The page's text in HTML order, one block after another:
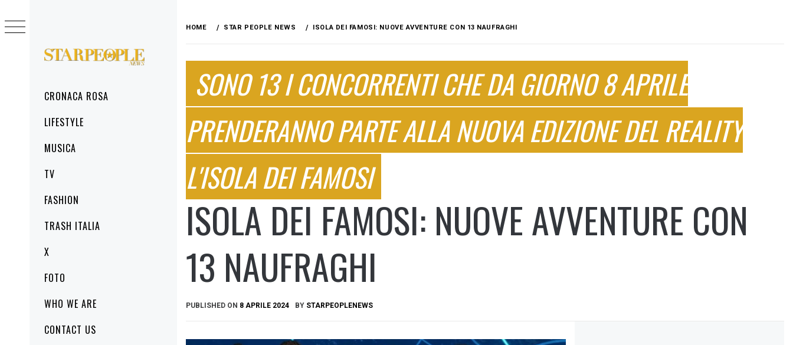
STARPEOPLENEWS
MenuCRONACA ROSA
LIFESTYLE
MUSICA
TV
FASHION
TRASH ITALIA
X
FOTO
WHO WE ARE
CONTACT US
to
content
HOME STAR PEOPLE NEWS ISOLA DEI FAMOSI: NUOVE AVVENTURE CON 13 NAUFRAGHI
SONO 13 I CONCORRENTI CHE DA GIORNO 8 APRILE
PRENDERANNO PARTE ALLA NUOVA EDIZIONE DEL REALITY
L'ISOLA DEI FAMOSI
ISOLA DEI FAMOSI: NUOVE AVVENTURE CON
13 NAUFRAGHI
PUBLISHED ON 8 APRILE 2024 BY STARPEOPLENEWS